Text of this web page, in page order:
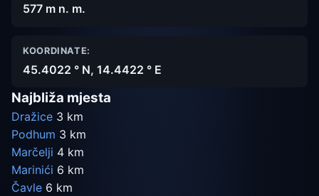
577 m n. m.
KOORDINATE:
45.4022 ° N, 14.4422 ° E
Najbliža mjesta
Dražice 3 km
Podhum 3 km
Marčelji 4 km
Marinići 6 km
Čavle 6 km